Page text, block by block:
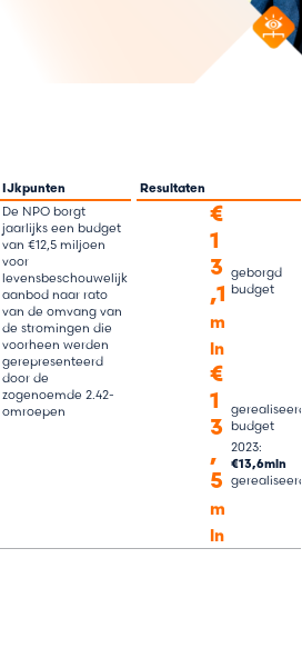
IJkpunten
Resultaten
De NPO borgt
jaarlijks een budget
van €12,5 miljoen
voor
levensbeschouwelijk
aanbod naar rato
van de omvang van
de stromingen die
voorheen werden
gerepresenteerd
door de
zogenoemde 2.42-
omroepen
€
1
3
,1
m
ln
geborgd
budget
€
1
3
,
5
m
ln
gerealiseerd
budget
2023:
€13,6mln
gerealiseerd